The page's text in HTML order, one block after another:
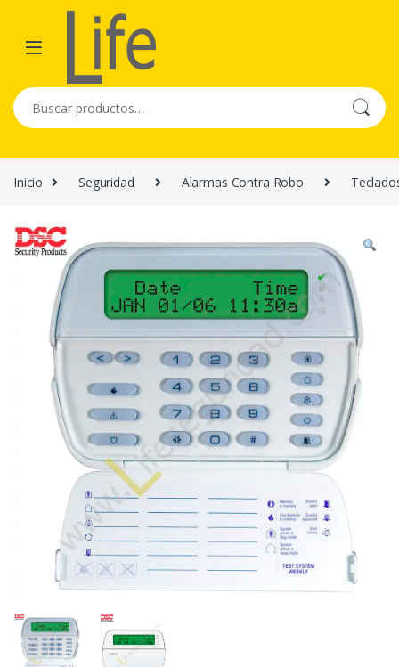
Skip to navigation
Skip to content
Buscar por:
Inicio Seguridad Alarmas Contra Robo